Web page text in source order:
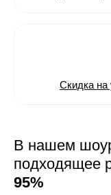
Скидка на
В нашем
подходящее
95%